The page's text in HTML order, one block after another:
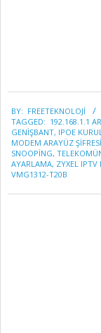
06-
01
BY: FREETEKNOLOJI
TAGGED: 192.168.1.1
GENIŞBANT, IPOE
MODEM ARAYÜZ ŞIFRESI
SNOOPING,
AYARLAMA, ZYXEL
VMG1312-T20B